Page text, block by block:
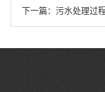
下一篇： 污水处理过